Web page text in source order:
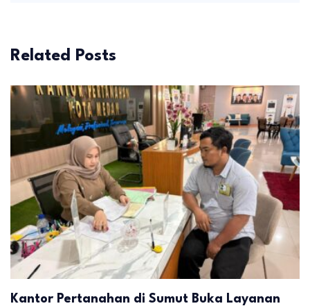
Related Posts
Kantor Pertanahan di Sumut Buka Layanan